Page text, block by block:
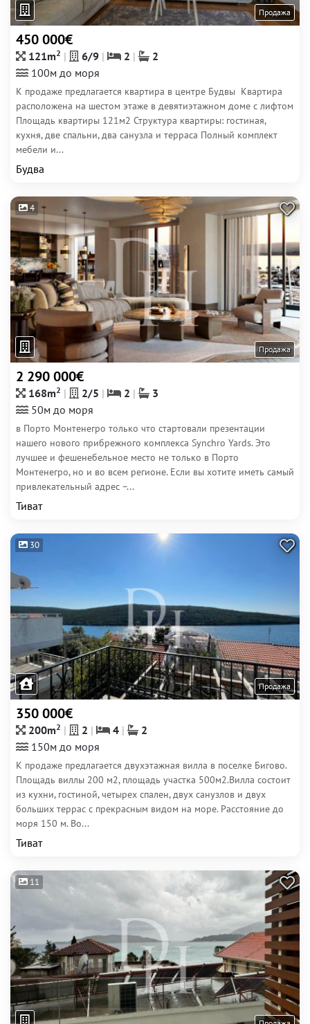
Продажа
450 000€
121m2 6/9 2
2
100м до моря
К продаже предлагается квартира в центре Будвы Квартира
расположена на шестом этаже в девятиэтажном доме с лифтом
Площадь квартиры 121м2 Структура квартиры: гостиная,
кухня, две спальни, два санузла и терраса Полный комплект
мебели и...
Будва
4
Продажа
2 290 000€
168m2 2/5 2
3
50м до моря
в Порто Монтенегро только что стартовали презентации
нашего нового прибрежного комплекса Synchro Yards. Это
лучшее и фешенебельное место не только в Порто
Монтенегро, но и во всем регионе. Если вы хотите иметь самый
привлекательный адрес –...
Тиват
30
Продажа
350 000€
200m2 2 4
2
150м до моря
К продаже предлагается двухэтажная вилла в поселке Бигово.
Площадь виллы 200 м2, площадь участка 500м2.Вилла состоит
из кухни, гостиной, четырех спален, двух санузлов и двух
больших террас с прекрасным видом на море. Расстояние до
моря 150 м. Во...
Тиват
11